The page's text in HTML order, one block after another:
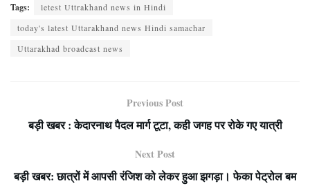
Tags:
letest Uttrakhand news in Hindi
today's latest Uttarakhand news Hindi samachar
Uttarakhad broadcast news
Previous Post
बड़ी खबर : केदारनाथ पैदल मार्ग टूटा, कही जगह पर रोके गए यात्री
Next Post
बड़ी खबर: छात्रों में आपसी रंजिश को लेकर हुआ झगड़ा। फेका पेट्रोल बम